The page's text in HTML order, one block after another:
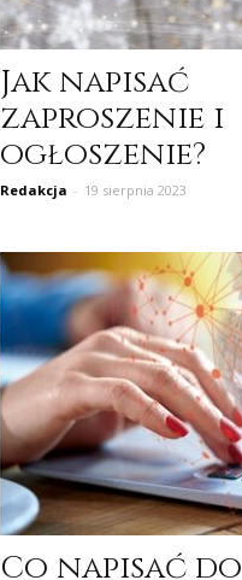
Jak napisać
zaproszenie i
ogłoszenie?
Redakcja - 19 sierpnia 2023
Co napisać do